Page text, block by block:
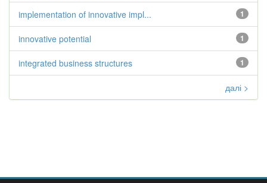
1
implementation of innovative impl...
1
innovative potential
1
integrated business structures
далі >